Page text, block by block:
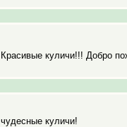
Красивые куличи!!! Добро
чудесные куличи!